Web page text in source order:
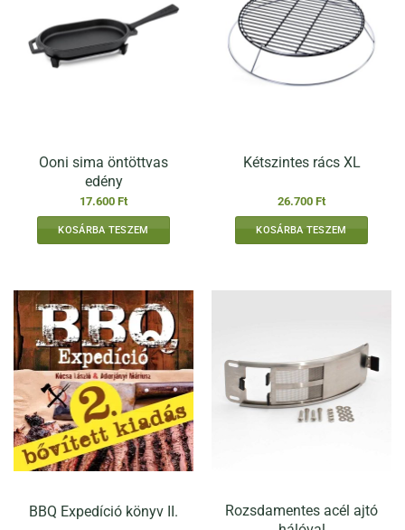
Ooni sima öntöttvas
edény
17.600 Ft
KOSÁRBA TESZEM
Kétszintes rács XL
26.700 Ft
KOSÁRBA TESZEM
BBQ Expedíció könyv II.
Rozsdamentes acél ajtó